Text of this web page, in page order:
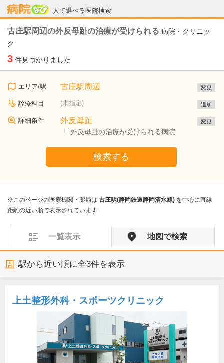
人で選べる医院検索
病院なび
古庄駅周辺の外反母趾の治療が受けられる 病院・クリニッ
ク
3 件見つかりました
エリア/駅 古庄駅周辺 変更
診療科目 (未指定) 追加
詳細条件 外反母趾
外反母趾の治療が受けられる病院
変更
検索する
※このページの医療機関・薬局は 古庄駅(静岡鉄道静岡清水線) を中心に直線
距離の近い順で表示されています
一覧表示 地図で検索
駅から近い順に全3件を表示
上土整形外科・スポーツクリニック